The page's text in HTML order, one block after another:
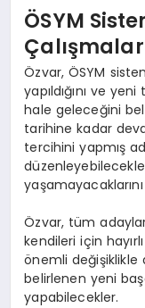
ÖSYM
Özvar, ÖSYM
yapıldığını ve
hale geleceğini
tarihine kadar
tercihini yapmış
Özvar, tüm
kendileri için
önemli değişiklikle
belirlenen yeni
yapabilecekler.